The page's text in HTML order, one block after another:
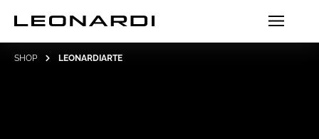
SHOP LEONARDIARTE